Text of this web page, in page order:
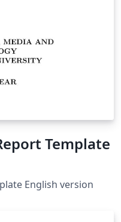
Template
English version